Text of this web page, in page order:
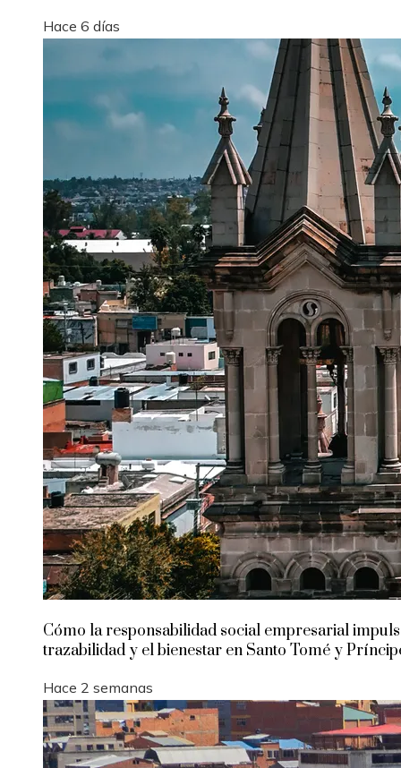
Hace 6 días
Cómo la responsabilidad social empresarial
trazabilidad y el bienestar en Santo Tomé y
Hace 2 semanas